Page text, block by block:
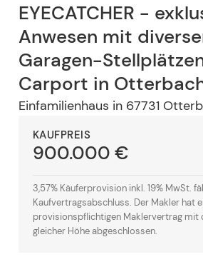
EYECATCHER -
Anwesen mit
Garagen-
Carport in
Einfamilienhaus in 67731
KAUFPREIS
900.000 €
3,57% Käuferprovision inkl. 19% MwSt.
Kaufvertragsabschluss. Der Makler hat
provisionspflichtigen Maklervertrag mit
gleicher Höhe abgeschlossen.